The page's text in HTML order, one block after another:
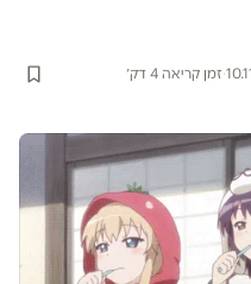
·זמן קריאה 4 דק׳